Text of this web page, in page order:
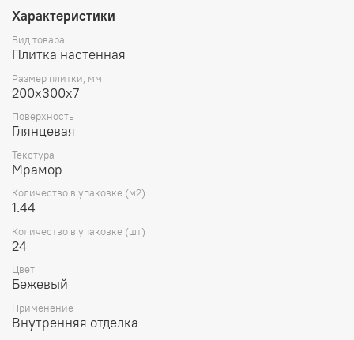
Характеристики
Вид товара
Плитка настенная
Размер плитки, мм
200х300х7
Поверхность
Глянцевая
Текстура
Мрамор
Количество в упаковке (м2)
1.44
Количество в упаковке (шт)
24
Цвет
Бежевый
Применение
Внутренняя отделка